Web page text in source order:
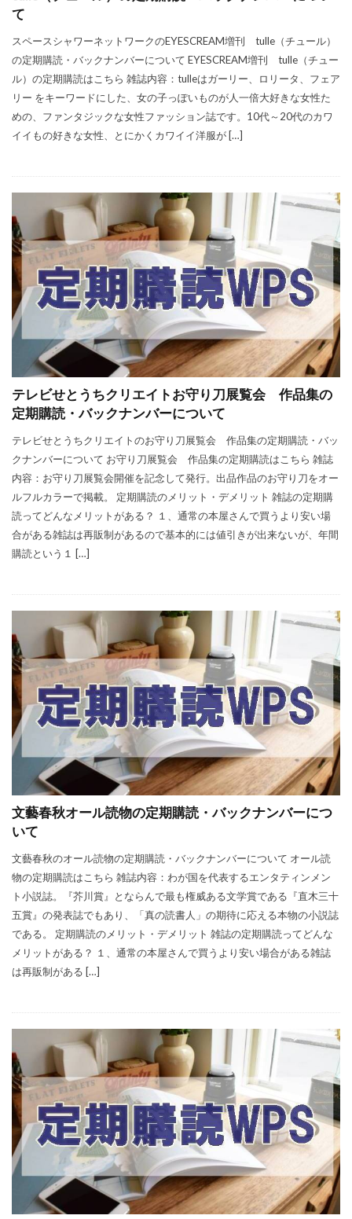
て
スペースシャワーネットワークのEYESCREAM増刊 tulle（チュール）
の定期購読・バックナンバーについて EYESCREAM増刊 tulle（チュー
ル）の定期購読はこちら 雑誌内容：tulleはガーリー、ロリータ、フェア
リー をキーワードにした、女の子っぽいものが人一倍大好きな女性た
めの、ファンタジックな女性ファッション誌です。10代～20代のカワ
イイもの好きな女性、とにかくカワイイ洋服が […]
テレビせとうちクリエイトお守り刀展覧会 作品集の
定期購読・バックナンバーについて
テレビせとうちクリエイトのお守り刀展覧会 作品集の定期購読・バッ
クナンバーについて お守り刀展覧会 作品集の定期購読はこちら 雑誌
内容：お守り刀展覧会開催を記念して発行。出品作品のお守り刀をオー
ルフルカラーで掲載。 定期購読のメリット・デメリット 雑誌の定期購
読ってどんなメリットがある？ １、通常の本屋さんで買うより安い場
合がある雑誌は再販制があるので基本的には値引きが出来ないが、年間
購読という１ […]
文藝春秋オール読物の定期購読・バックナンバーにつ
いて
文藝春秋のオール読物の定期購読・バックナンバーについて オール読
物の定期購読はこちら 雑誌内容：わが国を代表するエンタティンメン
ト小説誌。『芥川賞』とならんで最も権威ある文学賞である『直木三十
五賞』の発表誌でもあり、「真の読書人」の期待に応える本物の小説誌
である。 定期購読のメリット・デメリット 雑誌の定期購読ってどんな
メリットがある？ １、通常の本屋さんで買うより安い場合がある雑誌
は再販制がある […]